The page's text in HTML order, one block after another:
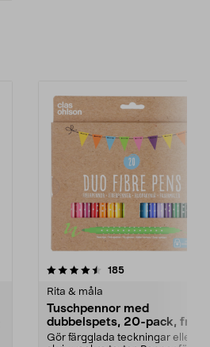
185recensioner
Rita & måla
Tuschpennor med
dubbelspets, 20-pack, från 3
år
Gör färgglada teckningar eller
4.0 av 5 stjärnor